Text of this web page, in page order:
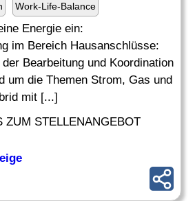
Work-Life-Balance
Energie ein:
im Bereich Hausanschlüsse:
Bearbeitung und Koordination
um die Themen Strom, Gas und
mit [...]
ZUM STELLENANGEBOT